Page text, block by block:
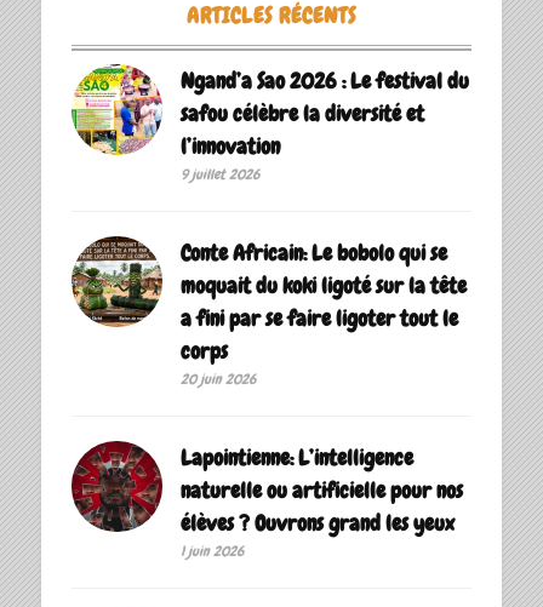
ARTICLES RÉCENTS
Ngand’a Sao 2026 : Le festival du
safou célèbre la diversité et
l’innovation
9 juillet 2026
Conte Africain: Le bobolo qui se
moquait du koki ligoté sur la tête
a fini par se faire ligoter tout le
corps
20 juin 2026
Lapointienne: L’intelligence
naturelle ou artificielle pour nos
élèves ? Ouvrons grand les yeux
1 juin 2026